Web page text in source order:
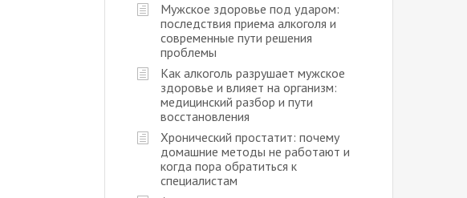
Мужское здоровье под ударом:
последствия приема алкоголя и
современные пути решения
проблемы
Как алкоголь разрушает мужское
здоровье и влияет на организм:
медицинский разбор и пути
восстановления
Хронический простатит: почему
домашние методы не работают и
когда пора обратиться к
специалистам